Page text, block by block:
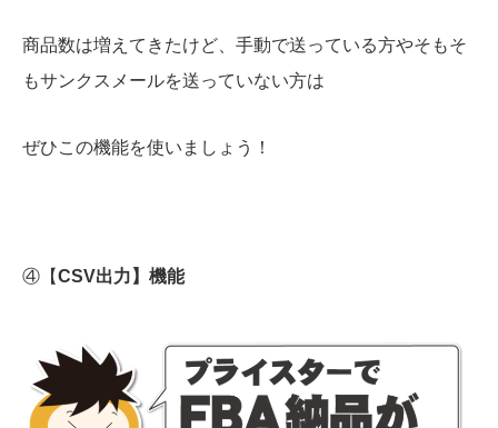
商品数は増えてきたけど、手動で送っている方やそもそ
もサンクスメールを送っていない方は
ぜひこの機能を使いましょう！
④【CSV出力】機能